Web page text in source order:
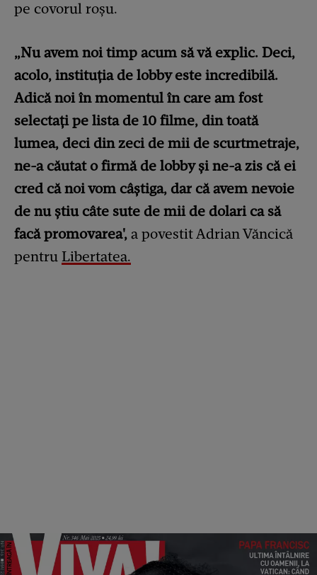
pe covorul roșu.
„Nu avem noi timp acum să vă explic. Deci,
acolo, instituția de lobby este incredibilă.
Adică noi în momentul în care am fost
selectați pe lista de 10 filme, din toată
lumea, deci din zeci de mii de scurtmetraje,
ne-a căutat o firmă de lobby și ne-a zis că ei
cred că noi vom câștiga, dar că avem nevoie
de nu știu câte sute de mii de dolari ca să
facă promovarea', a povestit Adrian Văncică
pentru Libertatea.